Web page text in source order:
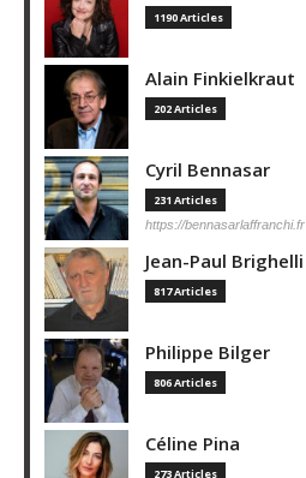
1190 Articles
Alain Finkielkraut
202 Articles
Cyril Bennasar
231 Articles
https://bennasarlaffranchi.fr
Jean-Paul Brighelli
817 Articles
Philippe Bilger
806 Articles
Céline Pina
273 Articles